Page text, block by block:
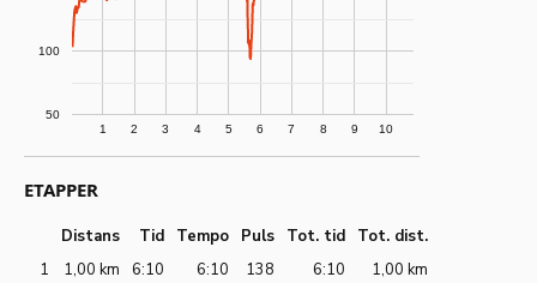
1 2 3 4 5 6 7 8 9 10
50
100
ETAPPER
Distans Tid Tempo Puls Tot. tid
Tot. dist.
1
1,00 km 6:10 6:10 138 6:10
1,00 km